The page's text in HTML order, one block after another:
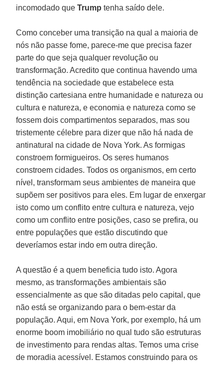
incomodado queTrump tenha saído dele.
Como conceber uma transição na qual a maioria de
nós não passe fome, parece-me que precisa fazer
parte do que seja qualquer revolução ou
transformação. Acredito que continua havendo uma
tendência na sociedade que estabelece esta
distinção cartesiana entre humanidade e natureza ou
cultura e natureza, e economia e natureza como se
fossem dois compartimentos separados, mas sou
tristemente célebre para dizer que não há nada de
antinatural na cidade de Nova York. As formigas
constroem formigueiros. Os seres humanos
constroem cidades. Todos os organismos, em certo
nível, transformam seus ambientes de maneira que
supõem ser positivos para eles. Em lugar de enxergar
isto como um conflito entre cultura e natureza, vejo
como um conflito entre posições, caso se prefira, ou
entre populações que estão discutindo que
deveríamos estar indo em outra direção.
A questão é a quem beneficia tudo isto. Agora
mesmo, as transformações ambientais são
essencialmente as que são ditadas pelo capital, que
não está se organizando para o bem-estar da
população. Aqui, em Nova York, por exemplo, há um
enorme boom imobiliário no qual tudo são estruturas
de investimento para rendas altas. Temos uma crise
de moradia acessível. Estamos construindo para os